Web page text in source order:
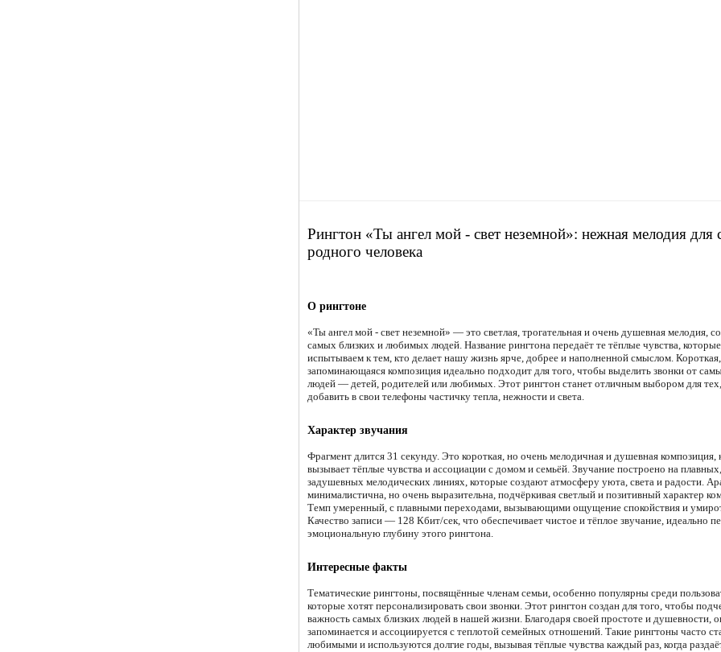
Рингтон «Ты ангел мой - свет неземной»: нежная мелодия для
родного человека
О рингтоне
«Ты ангел мой - свет неземной» — это светлая, трогательная и очень душевная мелодия,
самых близких и любимых людей. Название рингтона передаёт те тёплые чувства,
испытываем к тем, кто делает нашу жизнь ярче, добрее и наполненной смыслом.
запоминающаяся композиция идеально подходит для того, чтобы выделить звонки от
людей — детей, родителей или любимых. Этот рингтон станет отличным выбором для
добавить в свои телефоны частичку тепла, нежности и света.
Характер звучания
Фрагмент длится 31 секунду. Это короткая, но очень мелодичная и душевная композиция,
вызывает тёплые чувства и ассоциации с домом и семьёй. Звучание построено на плавных,
задушевных мелодических линиях, которые создают атмосферу уюта, света и радости.
минималистична, но очень выразительна, подчёркивая светлый и позитивный характер
Темп умеренный, с плавными переходами, вызывающими ощущение спокойствия и
Качество записи — 128 Кбит/сек, что обеспечивает чистое и тёплое звучание, идеально
эмоциональную глубину этого рингтона.
Интересные факты
Тематические рингтоны, посвящённые членам семьи, особенно популярны среди
которые хотят персонализировать свои звонки. Этот рингтон создан для того, чтобы
важность самых близких людей в нашей жизни. Благодаря своей простоте и душевности,
запоминается и ассоциируется с теплотой семейных отношений. Такие рингтоны часто
любимыми и используются долгие годы, вызывая тёплые чувства каждый раз, когда